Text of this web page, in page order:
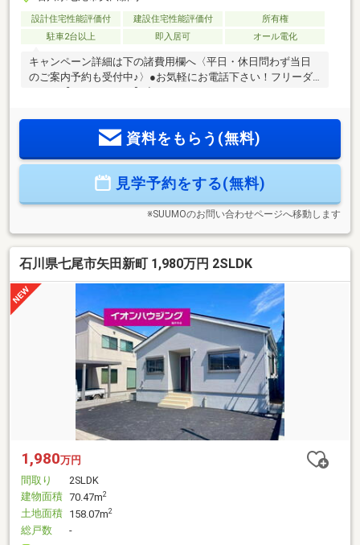
設計住宅性能評価付 建設住宅性能評価付
所有権
駐車2台以上
即入居可 オール電化
キャンペーン詳細は下の諸費用欄へ〈平日・休日問わず当日
のご案内予約も受付中♪〉●お気軽にお電話下さい！フリーダ
災の拠点となる建物と同じ耐震等級3を取得②「省エネの家」
断熱等性能等級5取得・一次エネルギー消費量等級6取得
オール電化仕様⑥10年保証（主要構造部分）⑦無料定期点検
資料をもらう(無料)
見学予約をする(無料)
※SUUMOのお問い合わせページへ移動します
石川県七尾市矢田新町 1,980万円 2SLDK
1,980万円
間取り
2SLDK
建物面積 70.47m2
土地面積 158.07m2
総戸数
-